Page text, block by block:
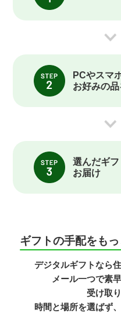
PCやスマ
お好みの
選んだギフ
お届け
ギフトの手配をも
デジタルギフトなら
メール一つで素
受け取
時間と場所を選ばず